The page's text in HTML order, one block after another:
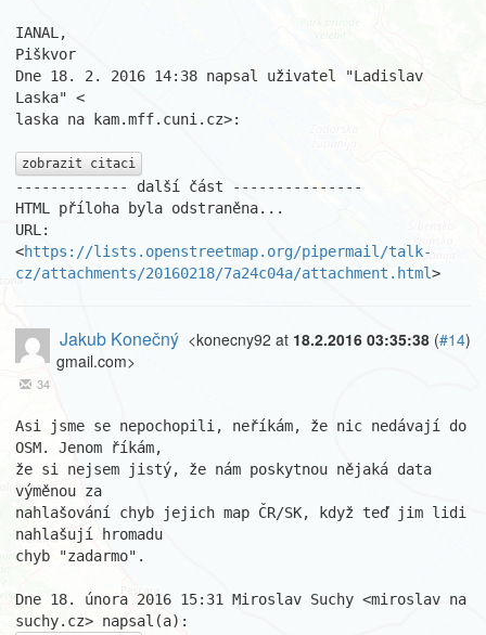
IANAL,
Piškvor
Dne 18. 2. 2016 14:38 napsal uživatel "Ladislav
Laska" <
laska na kam.mff.cuni.cz>:
zobrazit citaci
------------- další část ---------------
HTML příloha byla odstraněna...
URL:
<https://lists.openstreetmap.org/pipermail/talk-
cz/attachments/20160218/7a24c04a/attachment.html>
18.2.2016 03:35:38 (#14)
Jakub Konečný <konecny92 at
gmail.com>
34
Asi jsme se nepochopili, neříkám, že nic nedávají do
OSM. Jenom říkám,
že si nejsem jistý, že nám poskytnou nějaká data
výměnou za
nahlašování chyb jejich map ČR/SK, když teď jim lidi
nahlašují hromadu
chyb "zadarmo".
Dne 18. února 2016 15:31 Miroslav Suchy <miroslav na